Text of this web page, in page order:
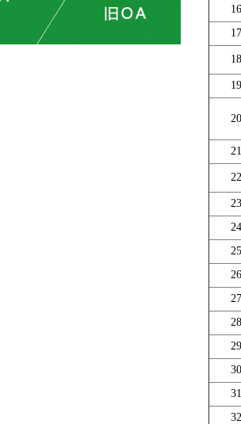
16
17
18
19
20
21
22
23
24
25
26
27
28
29
30
31
32